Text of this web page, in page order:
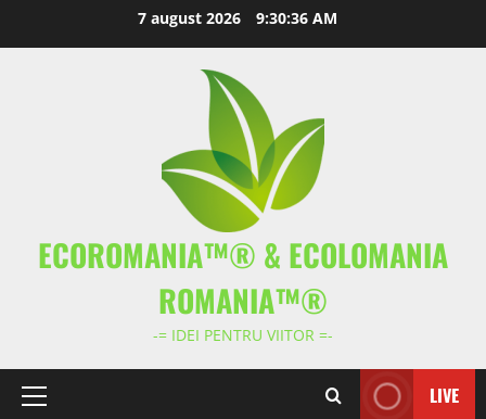
7 august 2026 9:30:36 AM
ECOROMANIA™® & ECOLOMANIA
ROMANIA™®
-= IDEI PENTRU VIITOR =-
Primary
LIVE